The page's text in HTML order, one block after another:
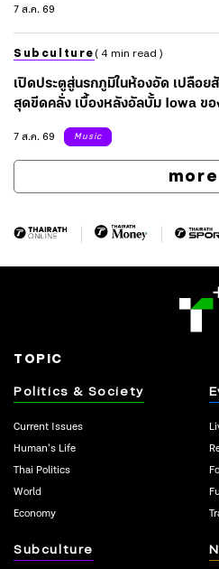
7 ส.ค. 69
Subculture ( 4 min read )
เปิดประตูสู่นรกภูมิในห้องอัด เปลื
สุดขีดคลั่ง เบื้องหลังอัลบั้ม Iowa ข
7 ส.ค. 69
Music
more
TOPIC
Politics & Society
Current Issues
Human’s Life
Thai Politics
World
Economy
Subculture